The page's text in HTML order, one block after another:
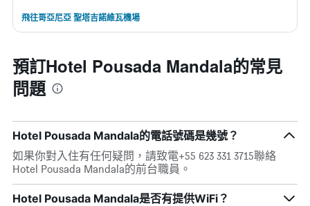
飛往哥亞尼亞 聖塔吉諾維瓦機場
預訂Hotel Pousada Mandala的常見
問題
Hotel Pousada Mandala的電話號碼是幾號？
如果你對入住有任何疑問，請致電+55 623 331 3715聯絡
Hotel Pousada Mandala的前台職員。
Hotel Pousada Mandala是否有提供WiFi？